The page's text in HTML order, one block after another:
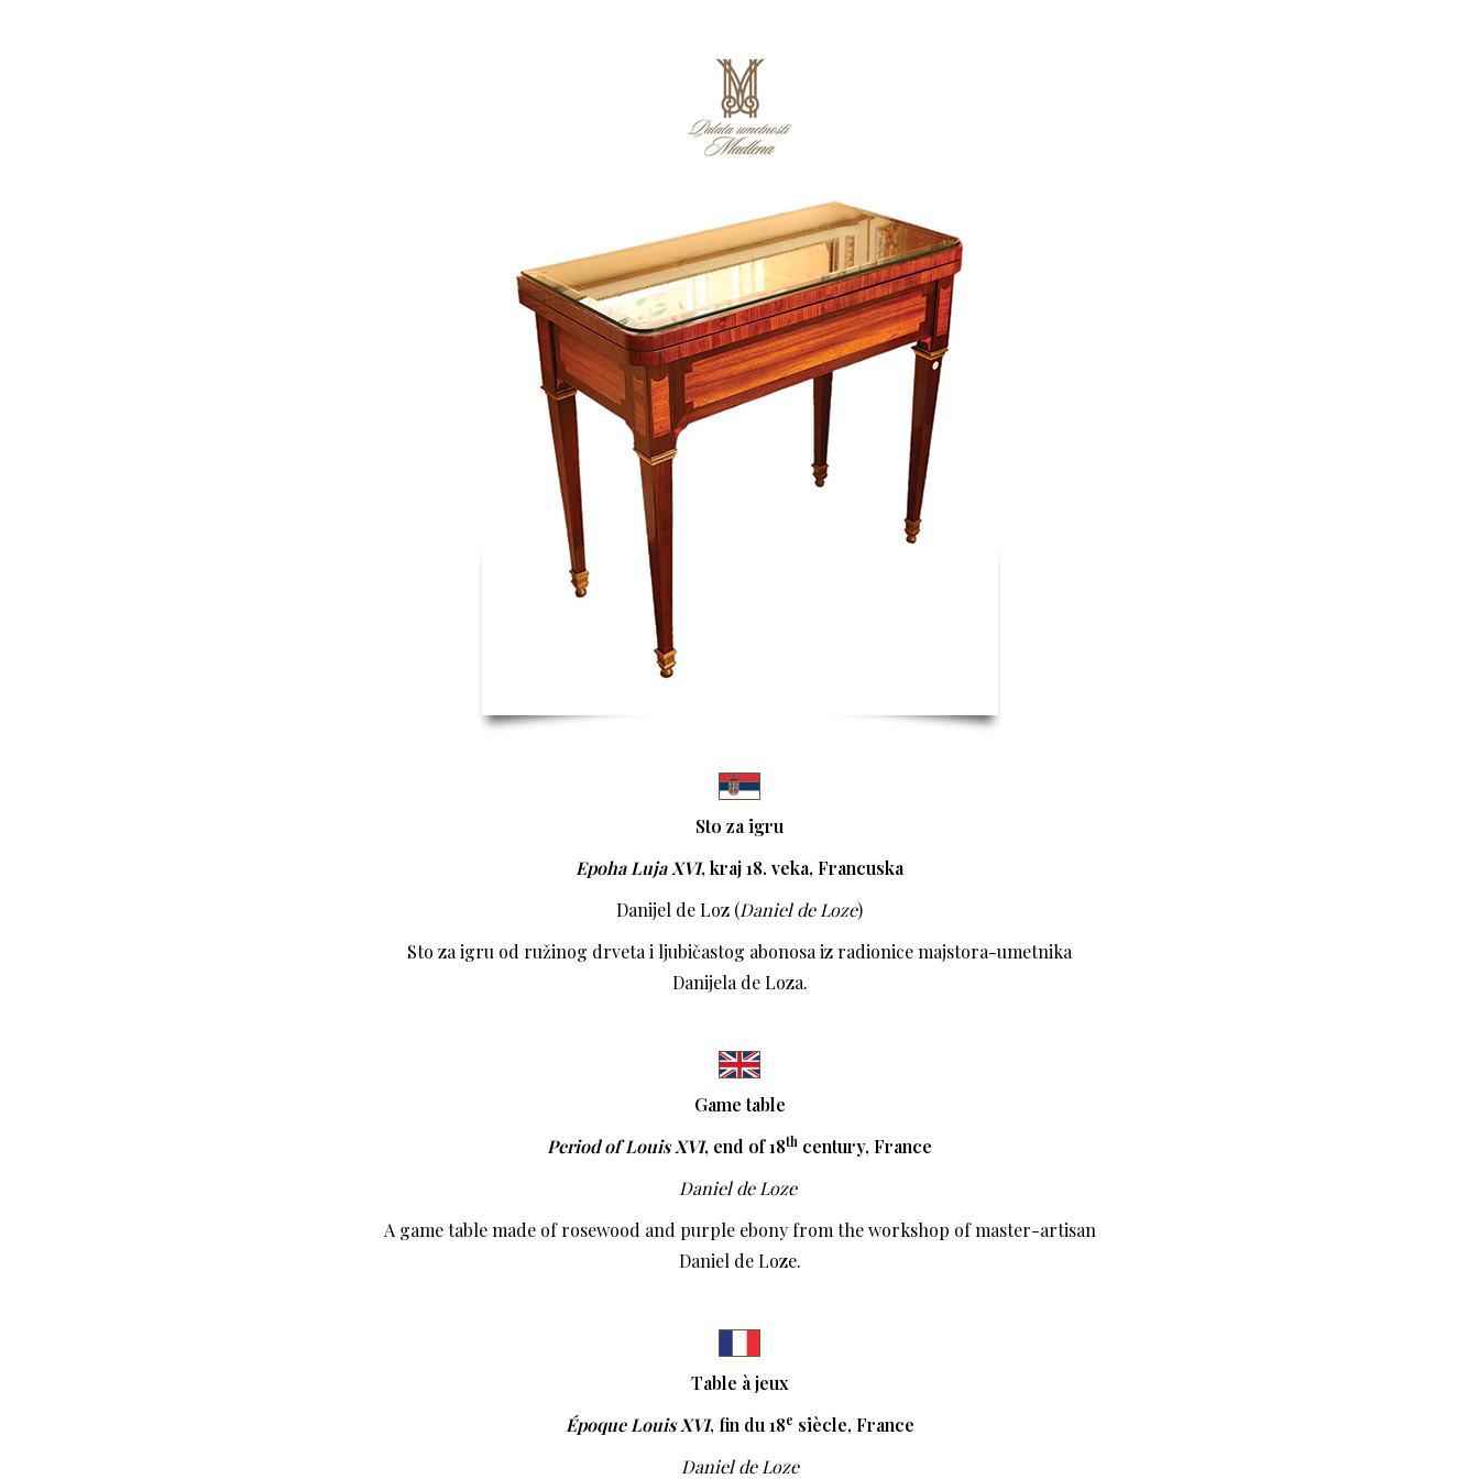
Sto za igru
Epoha Luja XVI, kraj 18. veka, Francuska
Danijel de Loz (Daniel de Loze)
Sto za igru od ružinog drveta i ljubičastog abonosa iz radionice majstora-umetnika
Danijela de Loza.
Game table
Period of Louis XVI, end of 18th century, France
Daniel de Loze
A game table made of rosewood and purple ebony from the workshop of master-artisan
Daniel de Loze.
Table à jeux
Époque Louis XVI, fin du 18e siècle, France
Daniel de Loze